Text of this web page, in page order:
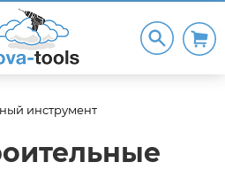
инструмент